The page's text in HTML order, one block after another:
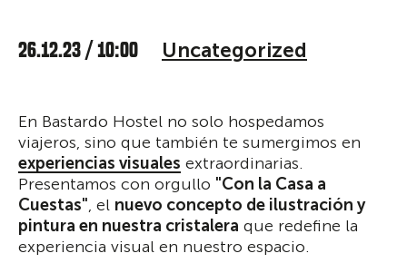
26.12.23 / 10:00 Uncategorized
En Bastardo Hostel no solo hospedamos
viajeros, sino que también te sumergimos en
experiencias visuales extraordinarias.
Presentamos con orgullo "Con la Casa a
Cuestas", el nuevo concepto de ilustración y
pintura en nuestra cristalera que redefine la
experiencia visual en nuestro espacio.